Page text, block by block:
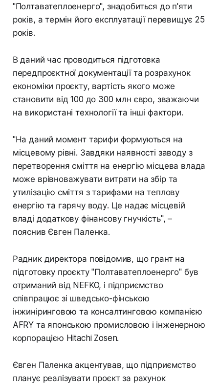
"Полтаватеплоенерго", знадобиться до п'яти
років, а термін його експлуатації перевищує 25
років.
В даний час проводиться підготовка
передпроєктної документації та розрахунок
економіки проєкту, вартість якого може
становити від 100 до 300 млн євро, зважаючи
на використані технології та інші фактори.
"На даний момент тарифи формуються на
місцевому рівні. Завдяки наявності заводу з
перетворення сміття на енергію місцева влада
може врівноважувати витрати на збір та
утилізацію сміття з тарифами на теплову
енергію та гарячу воду. Це надає місцевій
владі додаткову фінансову гнучкість", –
пояснив Євген Паленка.
Радник директора повідомив, що грант на
підготовку проєкту "Полтаватеплоенерго" був
отриманий від NEFKO, і підприємство
співпрацює зі шведсько-фінською
інжиніринговою та консалтинговою компанією
AFRY та японською промисловою і інженерною
корпорацією Hitachi Zosen.
Євген Паленка акцентував, що підприємство
планує реалізувати проєкт за рахунок